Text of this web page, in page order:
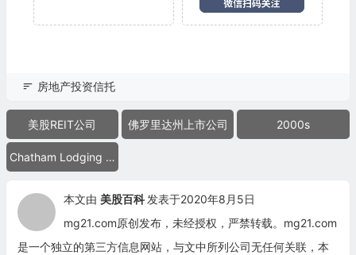
房地产投资信托
美股REIT公司 佛罗里达州上市公司 2000s
Chatham Lodging Trust
本文由 美股百科 发表于2020年8月5日
mg21.com原创发布，未经授权，严禁转载。mg21.com
是一个独立的第三方信息网站，与文中所列公司无任何关联，本